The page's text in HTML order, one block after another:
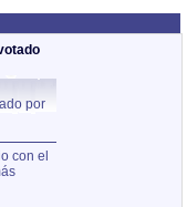
por
con el